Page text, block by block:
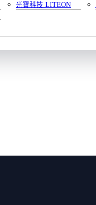
光寶科技 LITEON